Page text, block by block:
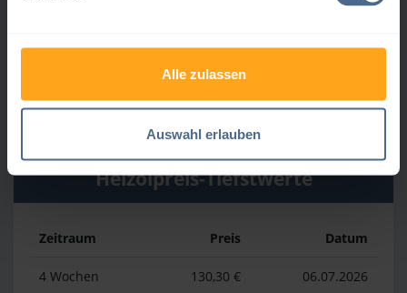
Alle zulassen
Auswahl erlauben
1 Jahr 186,39 € 07.04.2026
Heizölpreis-Tiefstwerte
Zeitraum Preis Datum
4 Wochen 130,30 € 06.07.2026